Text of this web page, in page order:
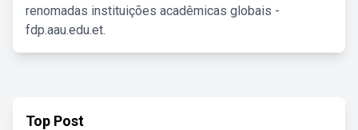
renomadas instituições acadêmicas globais -
fdp.aau.edu.et.
Top Post